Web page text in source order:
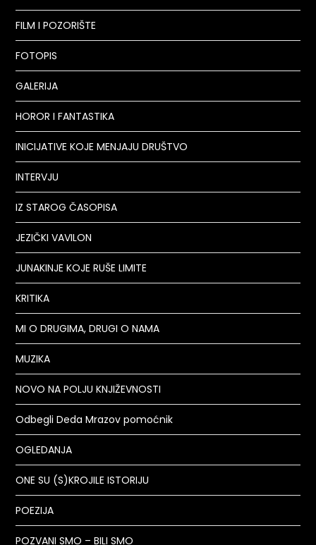
FILM I POZORIŠTE
FOTOPIS
GALERIJA
HOROR I FANTASTIKA
INICIJATIVE KOJE MENJAJU DRUŠTVO
INTERVJU
IZ STAROG ČASOPISA
JEZIČKI VAVILON
JUNAKINJE KOJE RUŠE LIMITE
KRITIKA
MI O DRUGIMA, DRUGI O NAMA
MUZIKA
NOVO NA POLJU KNJIŽEVNOSTI
Odbegli Deda Mrazov pomoćnik
OGLEDANJA
ONE SU (S)KROJILE ISTORIJU
POEZIJA
POZVANI SMO – BILI SMO